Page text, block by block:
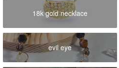
18k gold necklace
evil eye